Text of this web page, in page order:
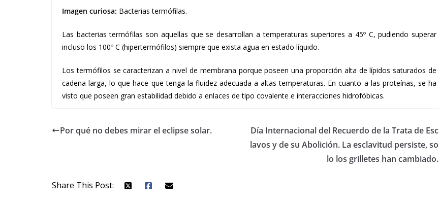
Imagen curiosa: Bacterias termófilas.
Las bacterias termófilas son aquellas que se desarrollan a temperaturas superiores a 45º C, pudiendo superar
incluso los 100º C (hipertermófilos) siempre que exista agua en estado líquido.
Los termófilos se caracterizan a nivel de membrana porque poseen una proporción alta de lípidos saturados de
cadena larga, lo que hace que tenga la fluidez adecuada a altas temperaturas. En cuanto a las proteínas, se ha
visto que poseen gran estabilidad debido a enlaces de tipo covalente e interacciones hidrofóbicas.
Por qué no debes mirar el eclipse solar.
Día Internacional del Recuerdo de la Trata de Esc
lavos y de su Abolición. La esclavitud persiste, so
lo los grilletes han cambiado.
Share This Post: